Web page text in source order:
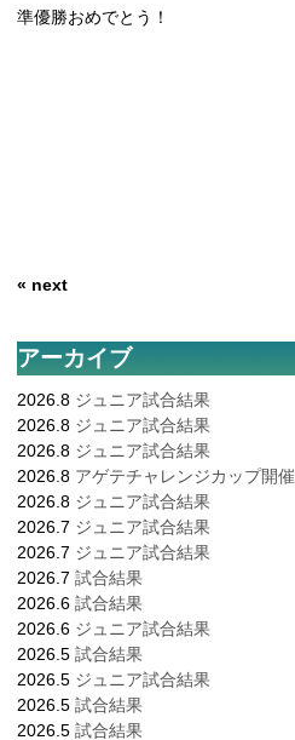
準優勝おめでとう！
« next
アーカイブ
2026.8 ジュニア試合結果
2026.8 ジュニア試合結果
2026.8 ジュニア試合結果
2026.8 アゲテチャレンジカップ開催
2026.8 ジュニア試合結果
2026.7 ジュニア試合結果
2026.7 ジュニア試合結果
2026.7 試合結果
2026.6 試合結果
2026.6 ジュニア試合結果
2026.5 試合結果
2026.5 ジュニア試合結果
2026.5 試合結果
2026.5 試合結果